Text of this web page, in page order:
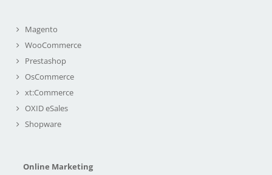
Magento
WooCommerce
Prestashop
OsCommerce
xt:Commerce
OXID eSales
Shopware
Online Marketing